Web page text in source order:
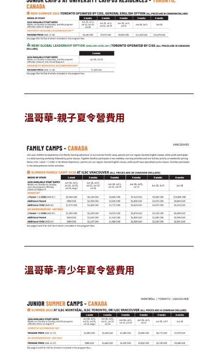
溫哥華-親子夏令營費用
溫哥華-青少年夏令營費用